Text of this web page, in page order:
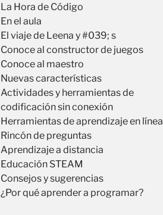
La Hora de Código
En el aula
El viaje de Leena y #039; s
Conoce al constructor de juegos
Conoce al maestro
Nuevas características
Actividades y herramientas de
codificación sin conexión
Herramientas de aprendizaje en línea
Rincón de preguntas
Aprendizaje a distancia
Educación STEAM
Consejos y sugerencias
¿Por qué aprender a programar?